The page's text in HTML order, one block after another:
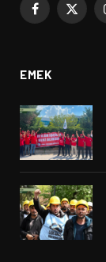
Facebook
X
EMEK